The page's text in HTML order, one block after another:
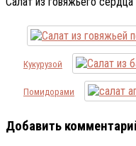
Кукурузой
Помидорами
Добавить